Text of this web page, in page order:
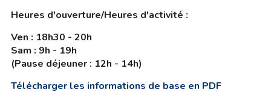
Heures d'ouverture/Heures d'activité :
Ven : 18h30 - 20h
Sam : 9h - 19h
(Pause déjeuner : 12h - 14h)
Télécharger les informations de base en PDF